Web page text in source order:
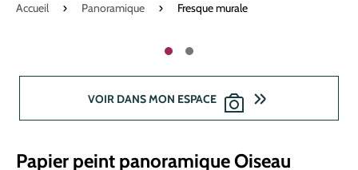
Accueil Panoramique Fresque murale
VOIR DANS MON ESPACE
Papier peint panoramique Oiseau